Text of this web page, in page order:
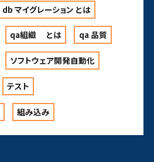
db マイグレーション とは
qa組織 とは qa 品質
ソフトウェア開発自動化
テスト
組み込み